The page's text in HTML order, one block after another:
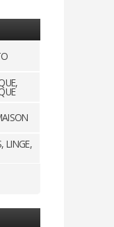
LINGE,